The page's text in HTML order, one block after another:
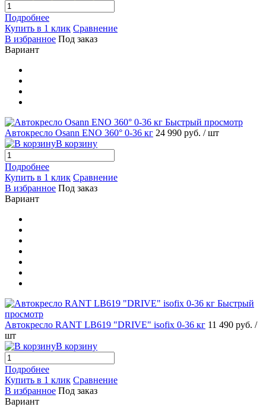
Подробнее
Купить в 1 клик Сравнение
В избранное Под заказ
Вариант
Быстрый просмотр
Автокресло Osann ENO 360° 0-36 кг 24 990 руб. / шт
В корзину
Подробнее
Купить в 1 клик Сравнение
В избранное Под заказ
Вариант
Быстрый
просмотр
Автокресло RANT LB619 "DRIVE" isofix 0-36 кг 11 490 руб. /
шт
В корзину
Подробнее
Купить в 1 клик Сравнение
В избранное Под заказ
Вариант